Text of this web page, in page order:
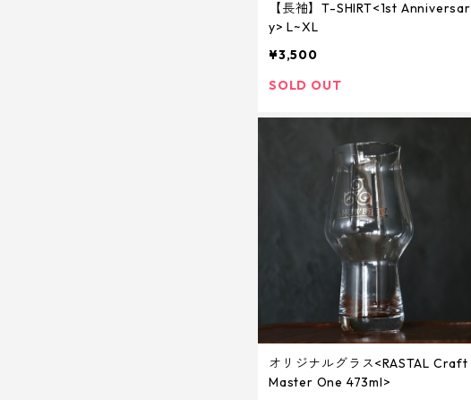
【長袖】T-SHIRT<1st Anniversar
y> L~XL
¥3,500
SOLD OUT
オリジナルグラス<RASTAL Craft
Master One 473ml>